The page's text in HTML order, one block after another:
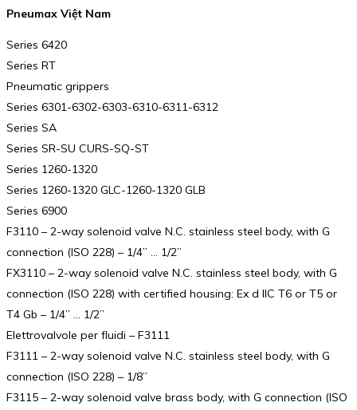
Pneumax Việt Nam
Series 6420
Series RT
Pneumatic grippers
Series 6301-6302-6303-6310-6311-6312
Series SA
Series SR-SU CURS-SQ-ST
Series 1260-1320
Series 1260-1320 GLC-1260-1320 GLB
Series 6900
F3110 – 2-way solenoid valve N.C. stainless steel body, with G
connection (ISO 228) – 1/4” … 1/2”
FX3110 – 2-way solenoid valve N.C. stainless steel body, with G
connection (ISO 228) with certified housing: Ex d IIC T6 or T5 or
T4 Gb – 1/4” … 1/2”
Elettrovalvole per fluidi – F3111
F3111 – 2-way solenoid valve N.C. stainless steel body, with G
connection (ISO 228) – 1/8”
F3115 – 2-way solenoid valve brass body, with G connection (ISO